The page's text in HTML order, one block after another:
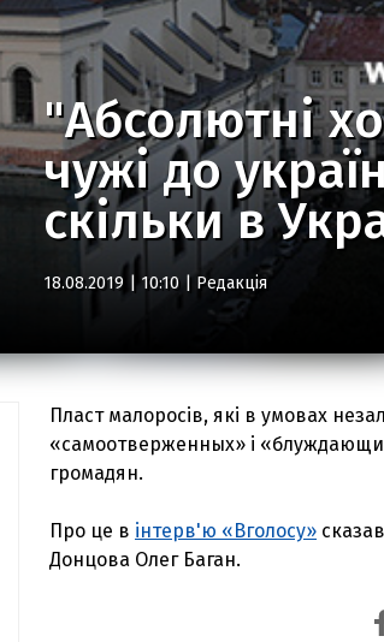
"Абсолютні
чужі до
скільки в
18.08.2019 | 10:10 | Редакція
Пласт малоросів, які в умовах
«самоотверженных» і
громадян.
Про це в інтерв'ю «Вголосу»
Донцова Олег Баган.